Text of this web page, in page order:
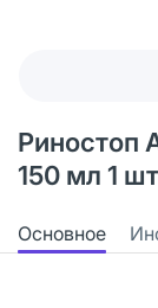
Риностоп
150 мл 1 шт
Основное